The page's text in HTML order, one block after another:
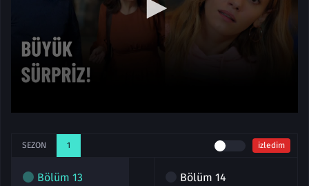
SEZON 1 izledim
Bölüm 13 Bölüm 14